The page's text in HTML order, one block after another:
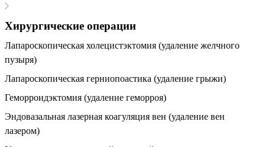
Хирургические операции
Лапароскопическая холецистэктомия (удаление желчного
пузыря)
Лапароскопическая герниопоастика (удаление грыжи)
Геморроидэктомия (удаление геморроя)
Эндовазальная лазерная коагуляция вен (удаление вен
лазером)